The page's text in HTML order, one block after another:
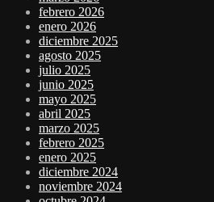
febrero 2026
enero 2026
diciembre 2025
agosto 2025
julio 2025
junio 2025
mayo 2025
abril 2025
marzo 2025
febrero 2025
enero 2025
diciembre 2024
noviembre 2024